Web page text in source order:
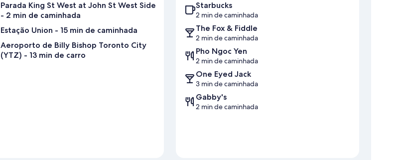
Parada King St West at John St West Side
- 2 min de caminhada
Estação Union - 15 min de caminhada
Aeroporto de Billy Bishop Toronto City
(YTZ) - 13 min de carro
Starbucks
2 min de caminhada
The Fox & Fiddle
2 min de caminhada
Pho Ngoc Yen
2 min de caminhada
One Eyed Jack
3 min de caminhada
Gabby's
2 min de caminhada